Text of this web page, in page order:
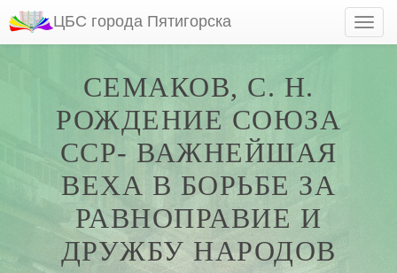
ЦБС города Пятигорска
СЕМАКОВ, С. Н.
РОЖДЕНИЕ СОЮЗА
ССР- ВАЖНЕЙШАЯ
ВЕХА В БОРЬБЕ ЗА
РАВНОПРАВИЕ И
ДРУЖБУ НАРОДОВ